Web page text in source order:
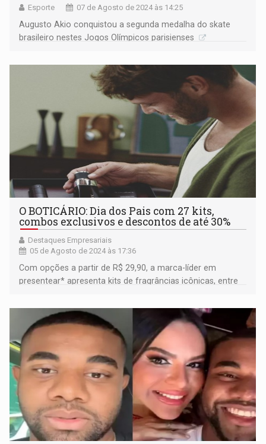
Esporte 07 de Agosto de 2024 às 14:25
Augusto Akio conquistou a segunda medalha do skate
brasileiro nestes Jogos Olímpicos parisienses
O BOTICÁRIO: Dia dos Pais com 27 kits,
combos exclusivos e descontos de até 30%
Destaques Empresariais
05 de Agosto de 2024 às 17:36
Com opções a partir de R$ 29,90, a marca-líder em
presentear* apresenta kits de fragrâncias icônicas, entre